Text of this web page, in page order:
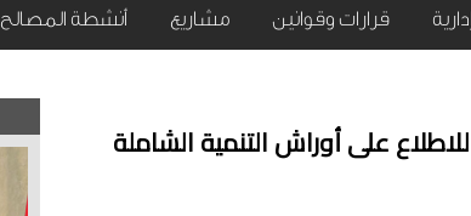
قرارات وقوانين مشاريع أنشطة المصالح
على أوراش التنمية الشاملة